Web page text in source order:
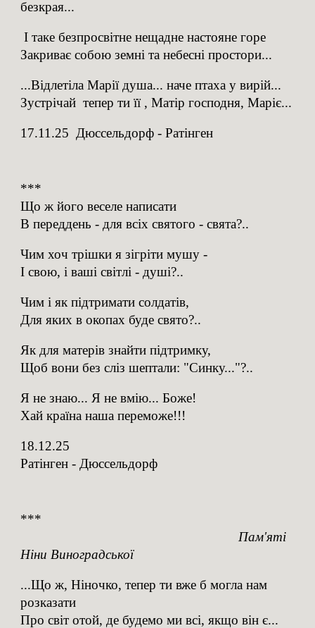
безкрая...
І таке безпросвітне нещадне настояне горе
Закриває собою земні та небесні простори...
...Відлетіла Марії душа... наче птаха у вирій...
Зустрічай тепер ти її , Матір господня, Маріє...
17.11.25 Дюссельдорф - Ратінген
***
Що ж його веселе написати
В переддень - для всіх святого - свята?..
Чим хоч трішки я зігріти мушу -
І свою, і ваші світлі - душі?..
Чим і як підтримати солдатів,
Для яких в окопах буде свято?..
Як для матерів знайти підтримку,
Щоб вони без сліз шептали: "Синку..."?..
Я не знаю... Я не вмію... Боже!
Хай країна наша переможе!!!
18.12.25
Ратінген - Дюссельдорф
***
Пам'яті
Ніни Виноградської
...Що ж, Ніночко, тепер ти вже б могла нам
розказати
Про світ отой, де будемо ми всі, якщо він є...